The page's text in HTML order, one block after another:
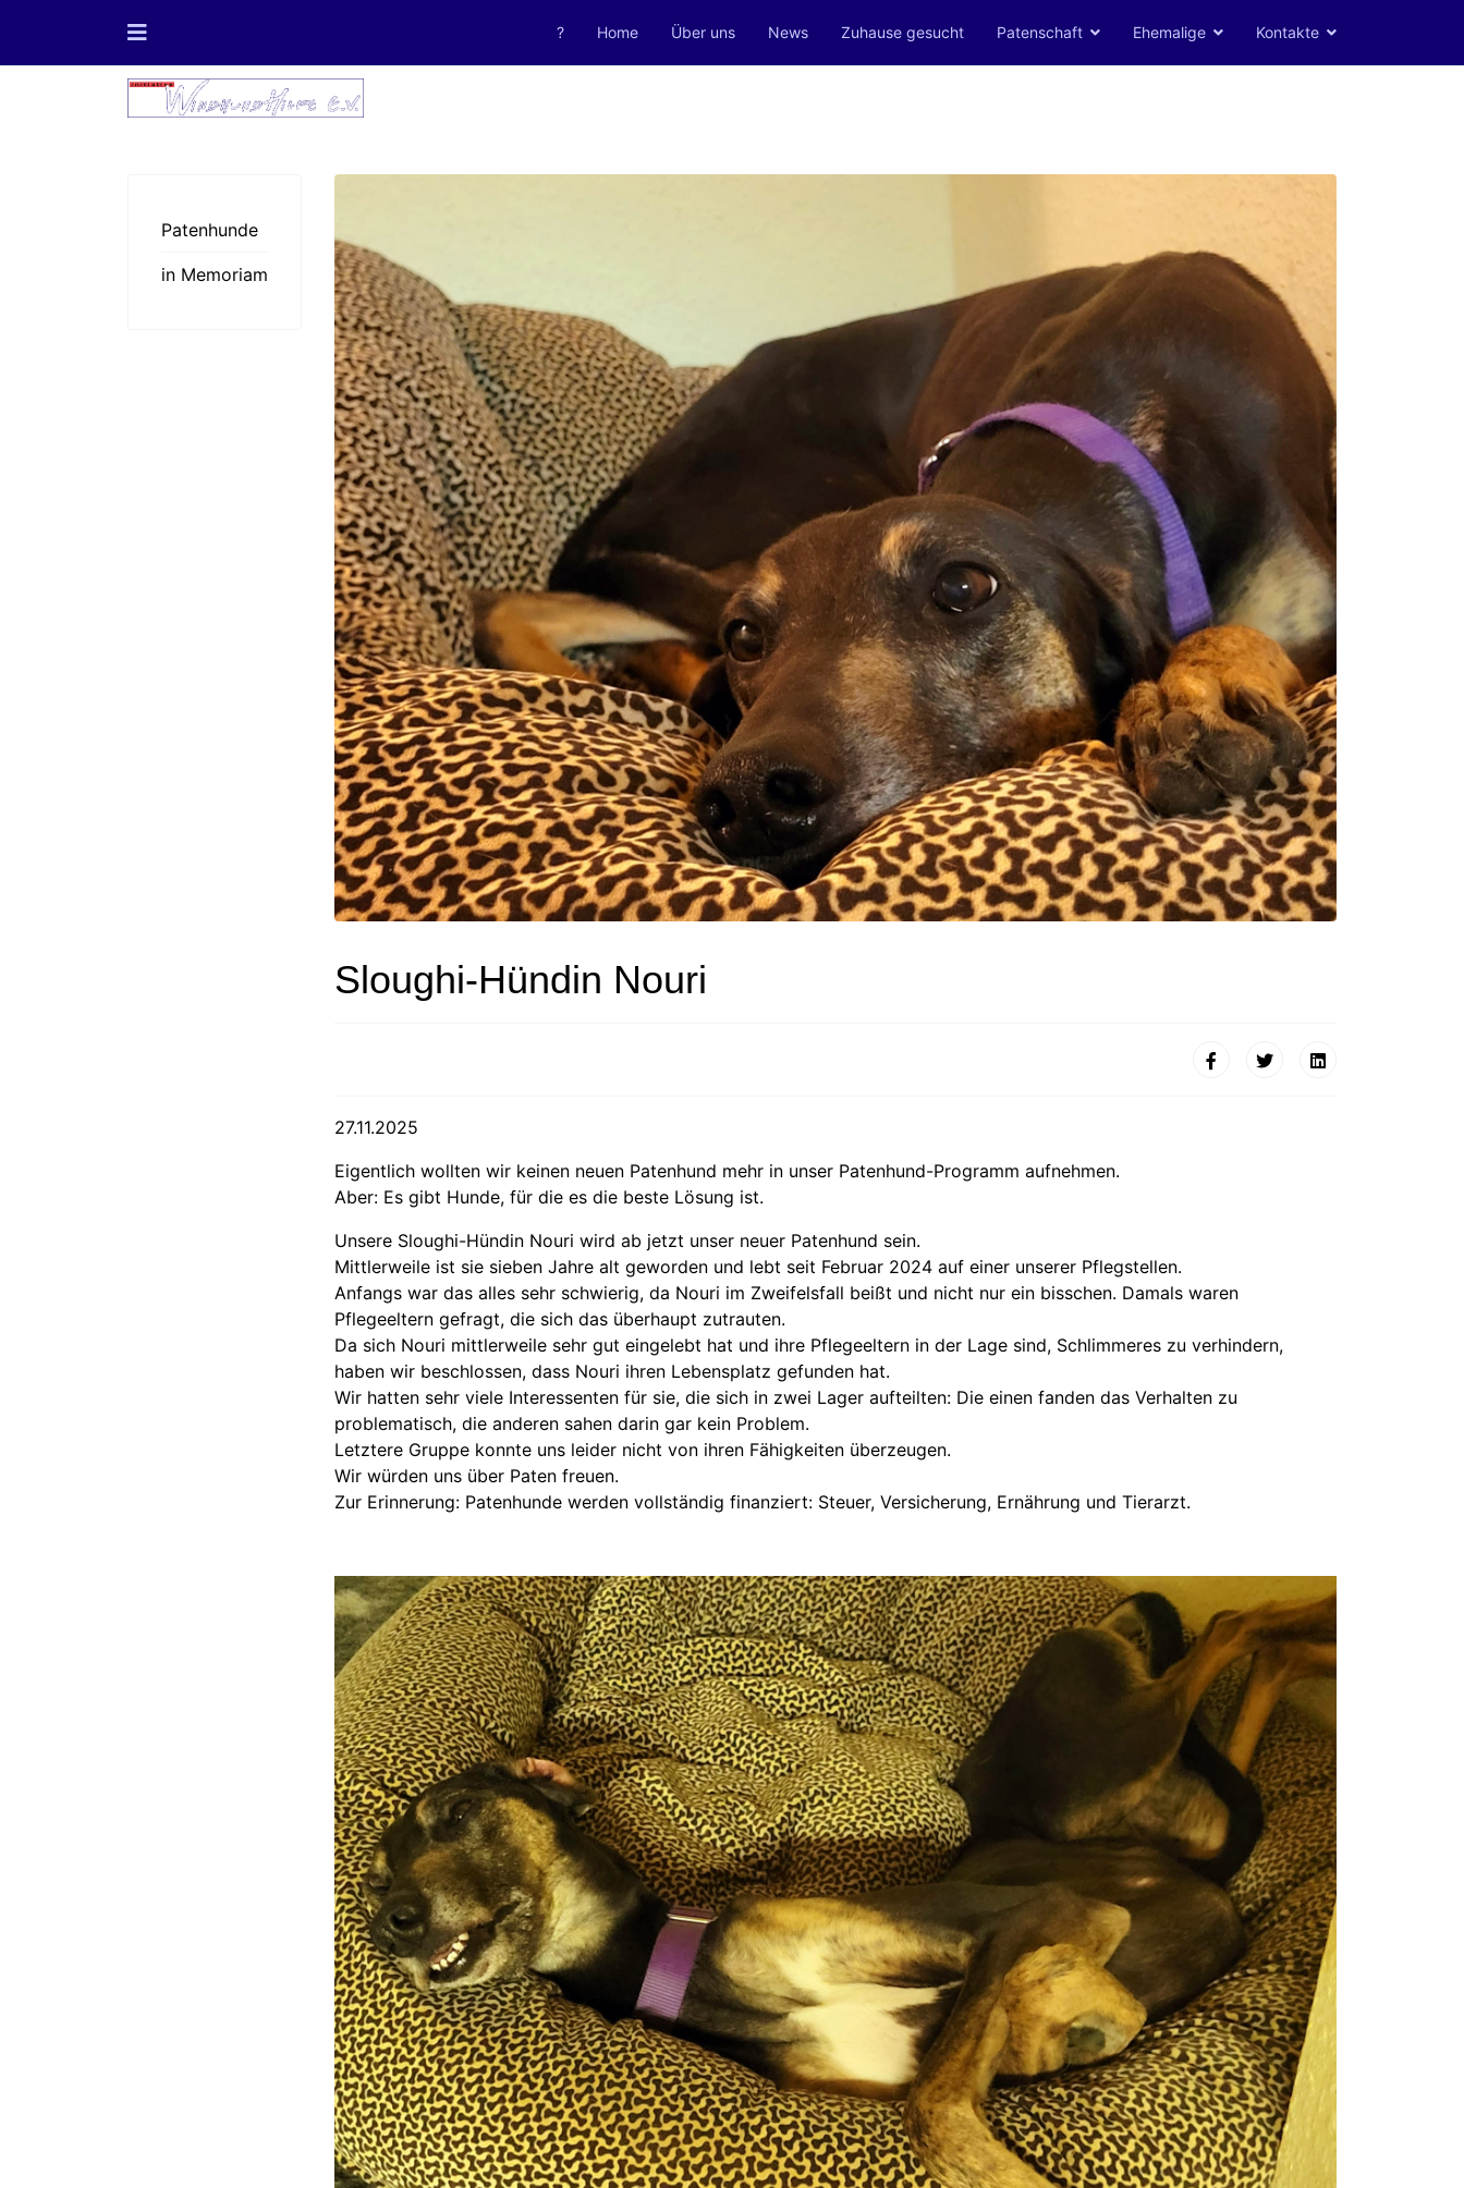
? Home Über uns News Zuhause gesucht Patenschaft Ehemalige Kontakte
Patenhunde
in Memoriam
Sloughi-Hündin Nouri
27.11.2025
Eigentlich wollten wir keinen neuen Patenhund mehr in unser Patenhund-Programm aufnehmen.
Aber: Es gibt Hunde, für die es die beste Lösung ist.
Unsere Sloughi-Hündin Nouri wird ab jetzt unser neuer Patenhund sein.
Mittlerweile ist sie sieben Jahre alt geworden und lebt seit Februar 2024 auf einer unserer Pflegstellen.
Anfangs war das alles sehr schwierig, da Nouri im Zweifelsfall beißt und nicht nur ein bisschen. Damals waren
Pflegeeltern gefragt, die sich das überhaupt zutrauten.
Da sich Nouri mittlerweile sehr gut eingelebt hat und ihre Pflegeeltern in der Lage sind, Schlimmeres zu verhindern,
haben wir beschlossen, dass Nouri ihren Lebensplatz gefunden hat.
Wir hatten sehr viele Interessenten für sie, die sich in zwei Lager aufteilten: Die einen fanden das Verhalten zu
problematisch, die anderen sahen darin gar kein Problem.
Letztere Gruppe konnte uns leider nicht von ihren Fähigkeiten überzeugen.
Wir würden uns über Paten freuen.
Zur Erinnerung: Patenhunde werden vollständig finanziert: Steuer, Versicherung, Ernährung und Tierarzt.